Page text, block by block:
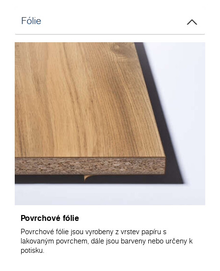
Fólie
Povrchové fólie
Povrchové fólie jsou vyrobeny z vrstev papíru s
lakovaným povrchem, dále jsou barveny nebo určeny k
potisku.